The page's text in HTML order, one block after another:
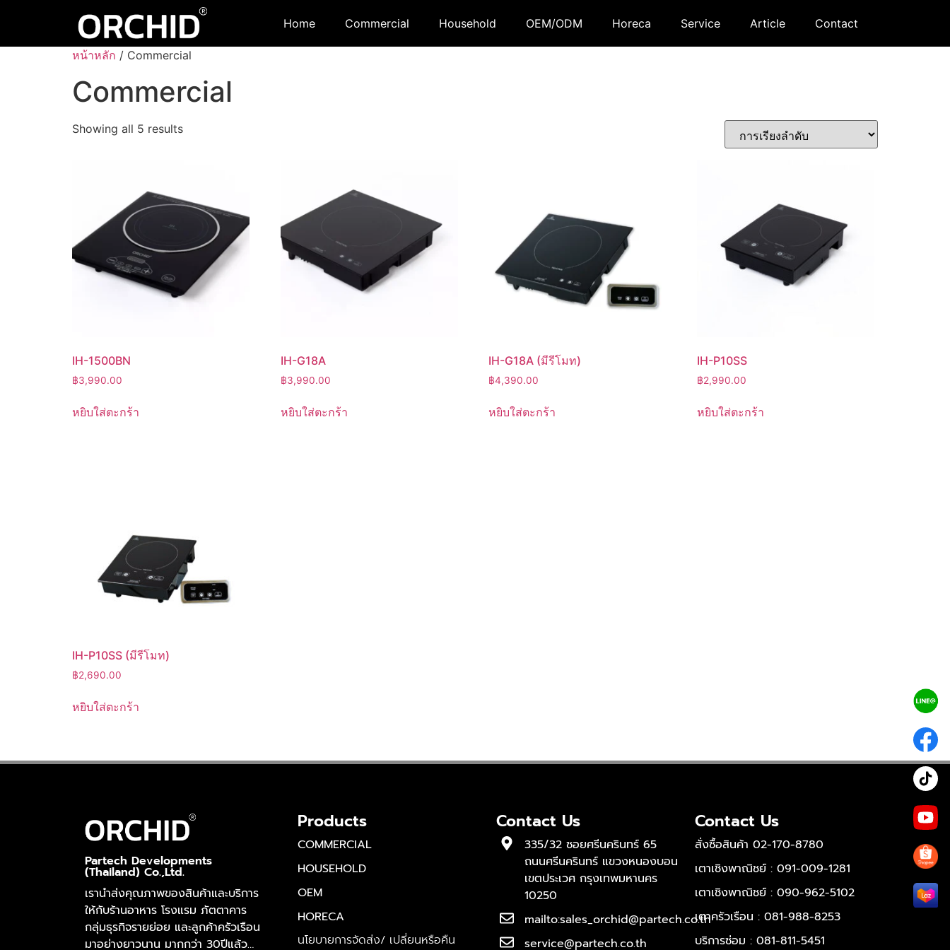
Home Commercial Household OEM/ODM Horeca Service Article Contact
หน้าหลัก / Commercial
Commercial
Showing all 5 results
IH-1500BN
฿3,990.00
หยิบใส่ตะกร้า
IH-G18A
฿3,990.00
หยิบใส่ตะกร้า
IH-G18A (มีรีโมท)
฿4,390.00
หยิบใส่ตะกร้า
IH-P10SS
฿2,990.00
หยิบใส่ตะกร้า
IH-P10SS (มีรีโมท)
฿2,690.00
หยิบใส่ตะกร้า
Partech Developments
(Thailand) Co.,Ltd.
เรานำส่งคุณภาพของสินค้าและบริการ
ให้กับร้านอาหาร โรงแรม ภัตตาคาร
กลุ่มธุรกิจรายย่อย และลูกค้าครัวเรือน
มาอย่างยาวนาน มากกว่า 30ปีแล้ว…
Products
COMMERCIAL
HOUSEHOLD
OEM
HORECA
นโยบายการจัดส่ง/ เปลี่ยนหรือคืน
Contact Us
335/32 ซอยศรีนครินทร์ 65
ถนนศรีนครินทร์ แขวงหนองบอน
เขตประเวศ กรุงเทพมหานคร
10250
mailto:sales_orchid@partech.co.th
service@partech.co.th
Contact Us
สั่งซื้อสินค้า 02-170-8780
เตาเชิงพาณิชย์ : 091-009-1281
เตาเชิงพาณิชย์ : 090-962-5102
เตาครัวเรือน : 081-988-8253
บริการซ่อม : 081-811-5451